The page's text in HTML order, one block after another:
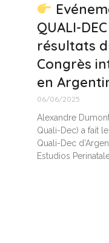
QUALI-
résultats
Congrès
en
06/06/2025
Alexandre
Quali-Dec) a fait
Quali-Dec
Estudios